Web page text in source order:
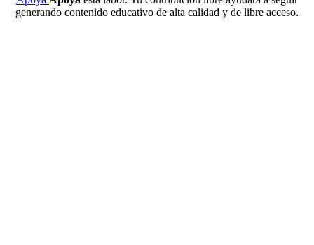
generando contenido educativo de alta calidad y de libre acceso.